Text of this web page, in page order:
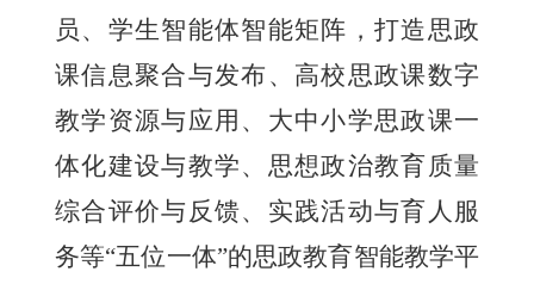
员、学生智能体智能矩阵，打造思政
课信息聚合与发布、高校思政课数字
教学资源与应用、大中小学思政课一
体化建设与教学、思想政治教育质量
综合评价与反馈、实践活动与育人服
务等“五位一体”的思政教育智能教学平